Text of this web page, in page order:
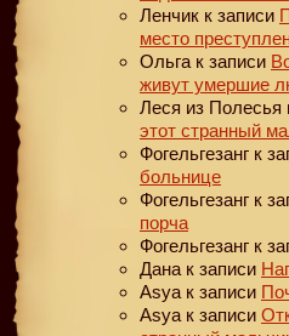
Ленчик к записи
место
Ольга к записи
живут умершие
Леся из Полесья
этот странный
Фогельгезанг к
больнице
Фогельгезанг к
порча
Фогельгезанг к
Дана к записи
Asya к записи
Asya к записи